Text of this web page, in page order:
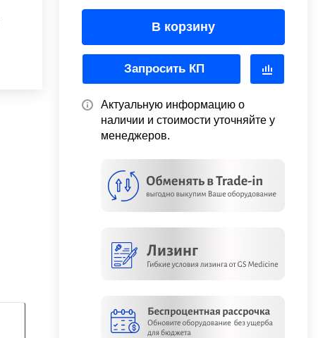
В корзину
Запросить КП
Актуальную информацию о
наличии и стоимости уточняйте у
менеджеров.